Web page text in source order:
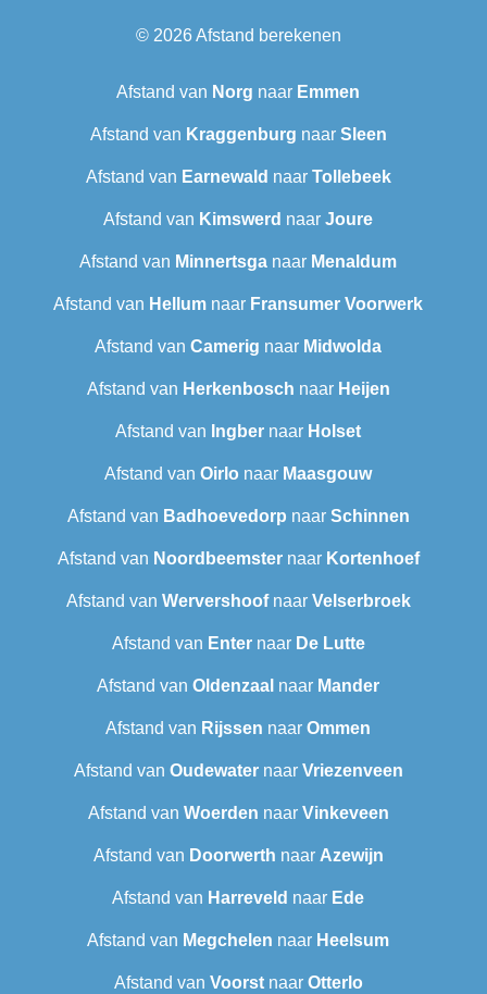
© 2026Afstand berekenen
Afstand van Norg naar Emmen
Afstand van Kraggenburg naar Sleen
Afstand van Earnewald naar Tollebeek
Afstand van Kimswerd naar Joure
Afstand van Minnertsga naar Menaldum
Afstand van Hellum naar Fransumer Voorwerk
Afstand van Camerig naar Midwolda
Afstand van Herkenbosch naar Heijen
Afstand van Ingber naar Holset
Afstand van Oirlo naar Maasgouw
Afstand van Badhoevedorp naar Schinnen
Afstand van Noordbeemsternaar Kortenhoef
Afstand van Wervershoofnaar Velserbroek
Afstand van Enternaar De Lutte
Afstand van Oldenzaal naar Mander
Afstand van Rijssen naar Ommen
Afstand van Oudewaternaar Vriezenveen
Afstand van Woerden naar Vinkeveen
Afstand van Doorwerth naar Azewijn
Afstand van Harreveld naar Ede
Afstand van Megchelen naar Heelsum
Afstand van Voorstnaar Otterlo